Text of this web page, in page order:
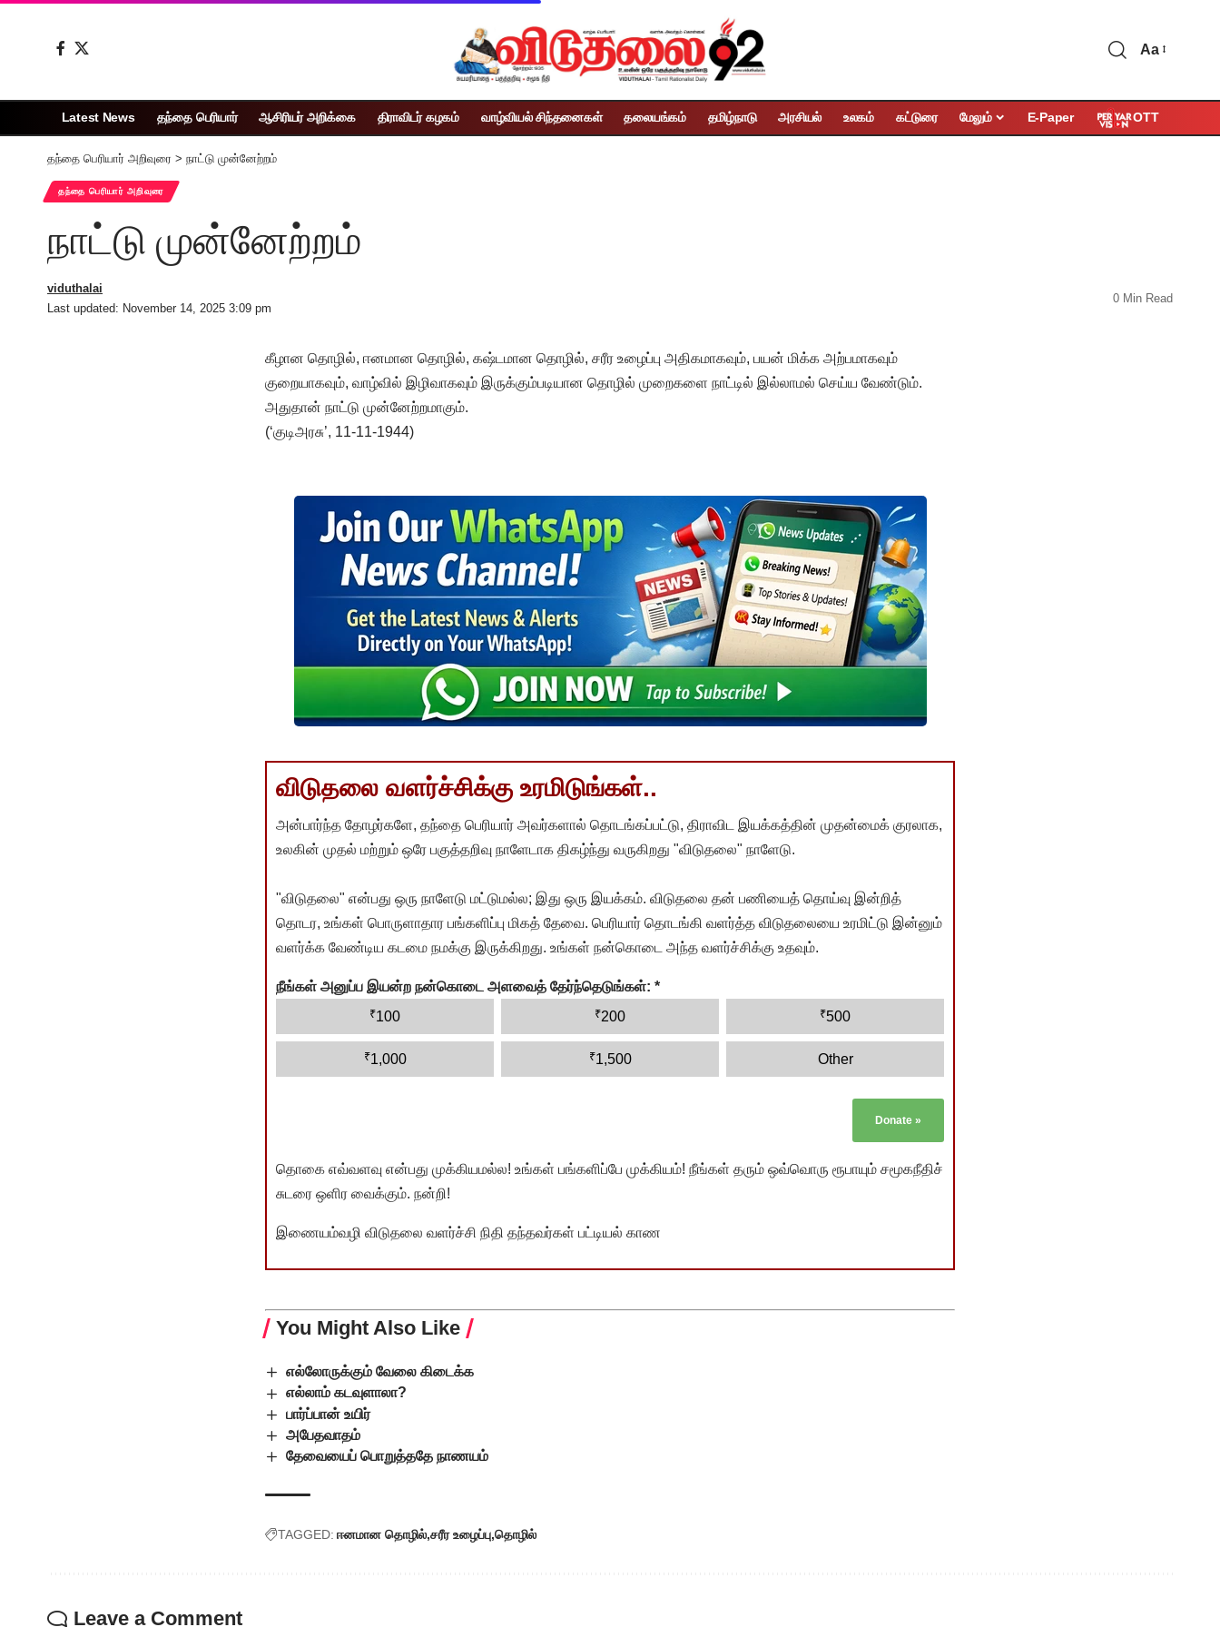
Aa
Latest News தந்தை பெரியார் ஆசிரியர் அறிக்கை திராவிடர் கழகம் வாழ்வியல் சிந்தனைகள் தலையங்கம் தமிழ்நாடு அரசியல் உலகம் கட்டுரை மேலும் E-Paper OTT
தந்தை பெரியார் அறிவுரை > நாட்டு முன்னேற்றம்
தந்தை பெரியார் அறிவுரை
நாட்டு முன்னேற்றம்
Last updated: November 14, 2025 3:09 pm
viduthalai
0 Min Read
கீழான தொழில், ஈனமான தொழில், கஷ்டமான தொழில், சரீர உழைப்பு அதிகமாகவும், பயன் மிக்க அற்பமாகவும்
குறையாகவும், வாழ்வில் இழிவாகவும் இருக்கும்படியான தொழில் முறைகளை நாட்டில் இல்லாமல் செய்ய வேண்டும்.
அதுதான் நாட்டு முன்னேற்றமாகும்.
(‘குடிஅரசு’, 11-11-1944)
விடுதலை வளர்ச்சிக்கு உரமிடுங்கள்..
அன்பார்ந்த தோழர்களே, தந்தை பெரியார் அவர்களால் தொடங்கப்பட்டு, திராவிட இயக்கத்தின் முதன்மைக் குரலாக,
உலகின் முதல் மற்றும் ஒரே பகுத்தறிவு நாளேடாக திகழ்ந்து வருகிறது "விடுதலை" நாளேடு.
"விடுதலை" என்பது ஒரு நாளேடு மட்டுமல்ல; இது ஒரு இயக்கம். விடுதலை தன் பணியைத் தொய்வு இன்றித்
தொடர, உங்கள் பொருளாதார பங்களிப்பு மிகத் தேவை. பெரியார் தொடங்கி வளர்த்த விடுதலையை உரமிட்டு இன்னும்
வளர்க்க வேண்டிய கடமை நமக்கு இருக்கிறது. உங்கள் நன்கொடை அந்த வளர்ச்சிக்கு உதவும்.
நீங்கள் அனுப்ப இயன்ற நன்கொடை அளவைத் தேர்ந்தெடுங்கள்: *
₹100 ₹200 ₹500
₹1,000 ₹1,500 Other
Donate »
தொகை எவ்வளவு என்பது முக்கியமல்ல! உங்கள் பங்களிப்பே முக்கியம்! நீங்கள் தரும் ஒவ்வொரு ரூபாயும் சமூகநீதிச்
சுடரை ஒளிர வைக்கும். நன்றி!
இணையம்வழி விடுதலை வளர்ச்சி நிதி தந்தவர்கள் பட்டியல் காண
You Might Also Like
எல்லோருக்கும் வேலை கிடைக்க
எல்லாம் கடவுளாலா?
பார்ப்பான் உயிர்
அபேதவாதம்
தேவையைப் பொறுத்ததே நாணயம்
TAGGED: ஈனமான தொழில் சரீர உழைப்பு தொழில்
Leave a Comment